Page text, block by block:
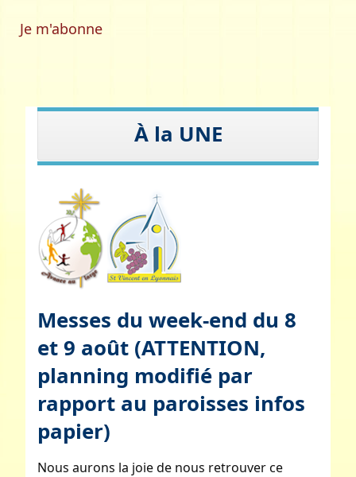
Je m'abonne
À la UNE
Messes du week-end du 8
et 9 août (ATTENTION,
planning modifié par
rapport au paroisses infos
papier)
Nous aurons la joie de nous retrouver ce